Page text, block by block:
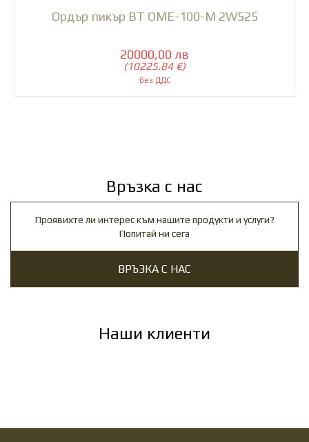
Ордър пикър BT OME-100-M 2W525
20000,00 лв
(10225.84 €)
Връзка с нас
Проявихте ли интерес към нашите продукти и услуги?
Попитай ни сега
ВРЪЗКА С НАС
Наши клиенти